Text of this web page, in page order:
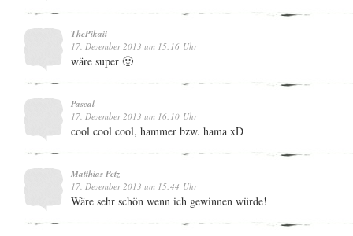
ThePikaii
17. Dezember 2013 um 15:16 Uhr
wäre super 🙂
Pascal
17. Dezember 2013 um 16:10 Uhr
cool cool cool, hammer bzw. hama xD
Matthias Petz
17. Dezember 2013 um 15:44 Uhr
Wäre sehr schön wenn ich gewinnen würde!